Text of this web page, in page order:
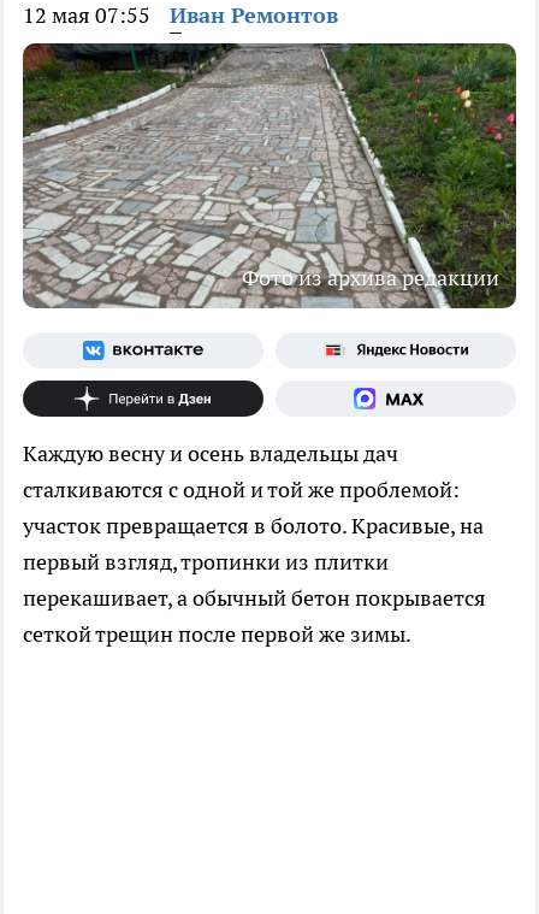
12 мая 07:55 Иван Ремонтов
Фото из архива редакции
Каждую весну и осень владельцы дач
сталкиваются с одной и той же проблемой:
участок превращается в болото. Красивые, на
первый взгляд, тропинки из плитки
перекашивает, а обычный бетон покрывается
сеткой трещин после первой же зимы.